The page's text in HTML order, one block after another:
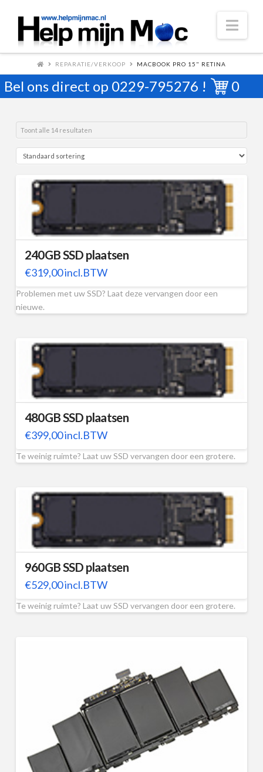
REPARATIE/VERKOOP MACBOOK PRO 15" RETINA
Bel ons direct op 0229-795276 ! 0
Toont alle 14 resultaten
240GB SSD plaatsen
€319,00incl.BTW
Problemen met uw SSD? Laat deze vervangen door een
nieuwe.
480GB SSD plaatsen
€399,00incl.BTW
Te weinig ruimte? Laat uw SSD vervangen door een grotere.
960GB SSD plaatsen
€529,00incl.BTW
Te weinig ruimte? Laat uw SSD vervangen door een grotere.